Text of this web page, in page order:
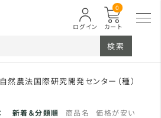
カート
0
ログイン
検索
然農法国際研究開発センター（種）
新着＆分類順 商品名 価格が安い